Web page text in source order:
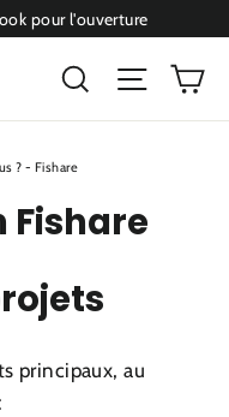
pour l'ouverture
Rechercher
? - Fishare
Fishare
principaux, au